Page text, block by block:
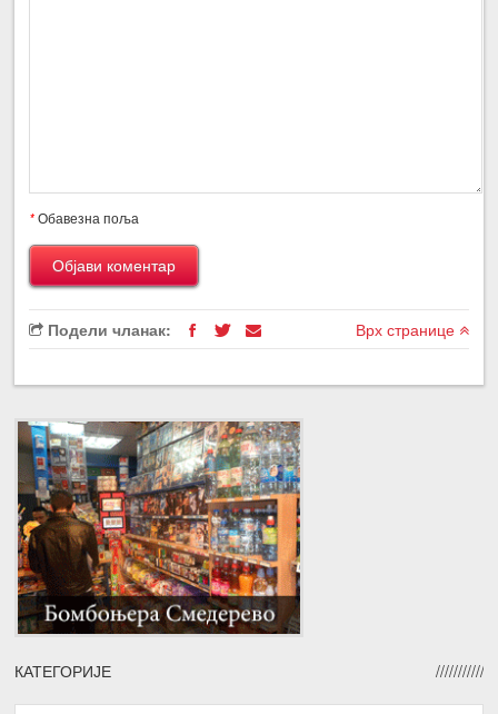
*Обавезна поља
Подели чланак: Врх странице
КАТЕГОРИЈЕ